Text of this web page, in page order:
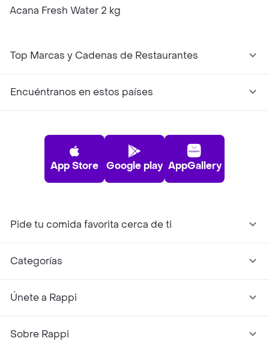
Acana Fresh Water 2 kg
Top Marcas y Cadenas de Restaurantes
Encuéntranos en estos países
App Store Google play AppGallery
Pide tu comida favorita cerca de ti
Categorías
Únete a Rappi
Sobre Rappi